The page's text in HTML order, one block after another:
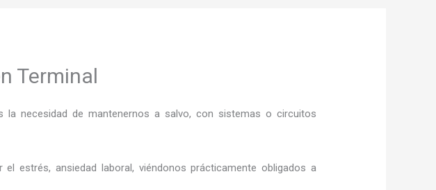
Terminal
necesidad de mantenernos a salvo, con sistemas o circuitos
estrés, ansiedad laboral, viéndonos prácticamente obligados a